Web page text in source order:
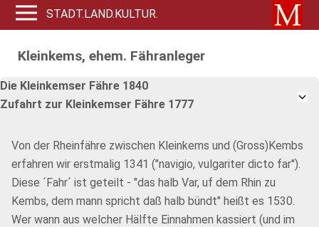
STADT.LAND.KULTUR.
Kleinkems, ehem. Fähranleger
Die Kleinkemser Fähre 1840
Zufahrt zur Kleinkemser Fähre 1777
Von der Rheinfähre zwischen Kleinkems und (Gross)Kembs
erfahren wir erstmalig 1341 ("navigio, vulgariter dicto far").
Diese ´Fahr´ ist geteilt - "das halb Var, uf dem Rhin zu
Kembs, dem mann spricht daß halb bündt" heißt es 1530.
Wer wann aus welcher Hälfte Einnahmen kassiert (und im